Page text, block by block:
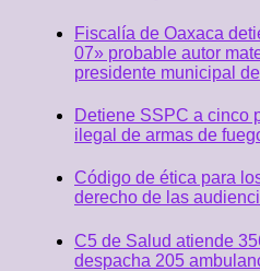
Fiscalía de Oaxaca
07» probable autor
presidente municipal
Detiene SSPC a cinco
ilegal de armas de
Código de ética para
derecho de las
C5 de Salud atiende
despacha 205